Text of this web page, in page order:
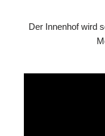
Der Innenhof wird